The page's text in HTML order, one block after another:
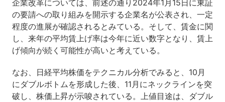
企業改革については、前述の通り2024年1月15日に東証
の要請への取り組みを開示する企業名が公表され、一定
程度の進展が確認されるとみている。そして、賃金に関
し、来年の平均賃上げ率は今年に近い数字となり、賃上
げ傾向が続く可能性が高いと考えている。
なお、日経平均株価をテクニカル分析でみると、10月
にダブルボトムを形成した後、11月にネックラインを突
破し、株価上昇が示唆されている。上値目途は、ダブル